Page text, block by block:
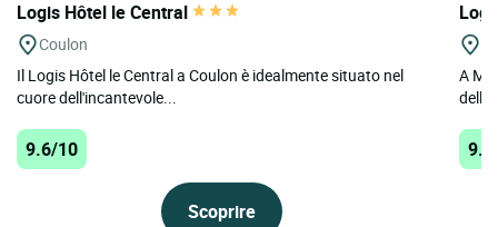
Logis Hôtel le Central
Coulon
Il Logis Hôtel le Central a Coulon è idealmente situato nel
cuore dell'incantevole...
9.6/10
Scoprire
A